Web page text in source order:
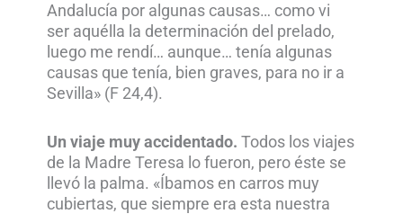
Andalucía por algunas causas… como vi
ser aquélla la determinación del prelado,
luego me rendí… aunque… tenía algunas
causas que tenía, bien graves, para no ir a
Sevilla» (F 24,4).
Un viaje muy accidentado. Todos los viajes
de la Madre Teresa lo fueron, pero éste se
llevó la palma. «Íbamos en carros muy
cubiertas, que siempre era esta nuestra